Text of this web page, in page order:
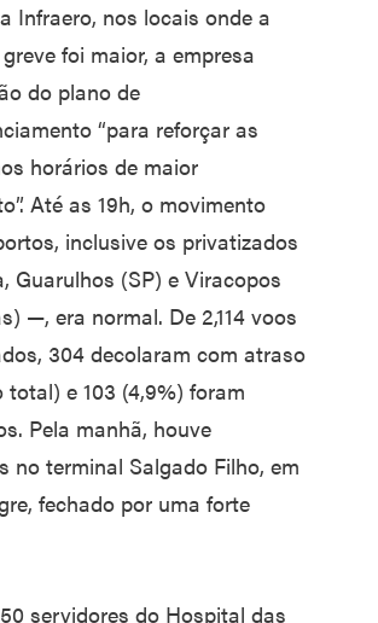
Infraero, nos locais onde a
foi maior, a empresa
do plano de
“para reforçar as
horários de maior
Até as 19h, o movimento
inclusive os privatizados
Guarulhos (SP) e Viracopos
—, era normal. De 2,114 voos
304 decolaram com atraso
total) e 103 (4,9%) foram
Pela manhã, houve
no terminal Salgado Filho, em
fechado por uma forte
servidores do Hospital das